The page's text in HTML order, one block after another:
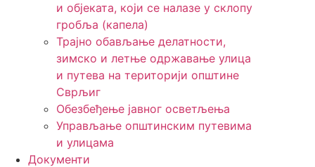
и објеката, који се налазе у склопу
гробља (капела)
Трајно обављање делатности,
зимско и летње одржавање улица
и путева на територији општине
Сврљиг
Обезбеђење јавног осветљења
Управљање општинским путевима
и улицама
Документи